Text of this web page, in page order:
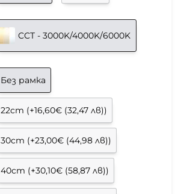
CCT - 3000K/4000K/6000K
Без рамка
22cm (+16,60€ (32,47 лв))
30cm (+23,00€ (44,98 лв))
40cm (+30,10€ (58,87 лв))